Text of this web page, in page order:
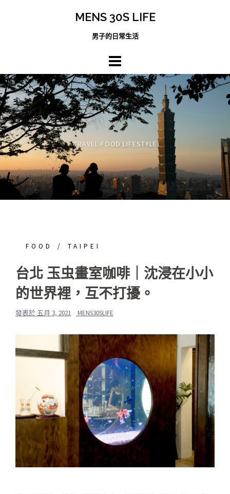
MENS 30S LIFE
男子的日常生活
TRAVEL FOOD LIFESTYLE
FOOD TAIPEI
台北 玉虫畫室咖啡｜沈浸在小小
的世界裡，互不打擾。
發表於 五月 3, 2021 MENS30SLIFE